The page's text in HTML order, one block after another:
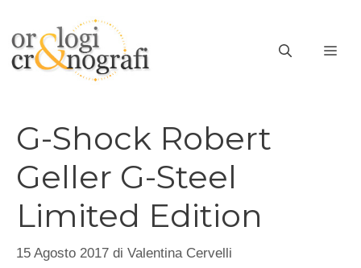
contenuto
G-Shock Robert
Geller G-Steel
Limited Edition
15 Agosto 2017 di Valentina Cervelli